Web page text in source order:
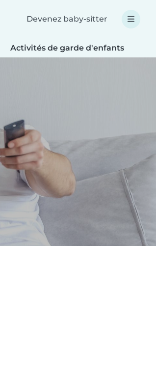
Devenez baby-sitter
Activités de garde d'enfants